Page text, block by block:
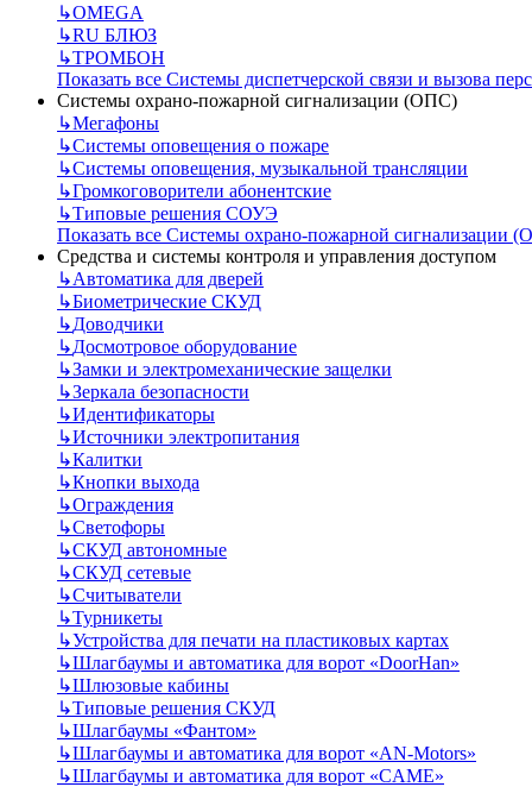
↳OMEGA
↳RU БЛЮЗ
↳ТРОМБОН
Показать все Системы диспетчерской связи и вызова
Системы охрано-пожарной сигнализации (ОПС)
↳Мегафоны
↳Системы оповещения о пожаре
↳Системы оповещения, музыкальной трансляции
↳Громкоговорители абонентские
↳Типовые решения СОУЭ
Показать все Системы охрано-пожарной сигнализации
Средства и системы контроля и управления доступом
↳Автоматика для дверей
↳Биометрические СКУД
↳Доводчики
↳Досмотровое оборудование
↳Замки и электромеханические защелки
↳Зеркала безопасности
↳Идентификаторы
↳Источники электропитания
↳Калитки
↳Кнопки выхода
↳Ограждения
↳Светофоры
↳СКУД автономные
↳СКУД сетевые
↳Считыватели
↳Турникеты
↳Устройства для печати на пластиковых картах
↳Шлагбаумы и автоматика для ворот «DoorHan»
↳Шлюзовые кабины
↳Типовые решения СКУД
↳Шлагбаумы «Фантом»
↳Шлагбаумы и автоматика для ворот «AN-Motors»
↳Шлагбаумы и автоматика для ворот «CAME»